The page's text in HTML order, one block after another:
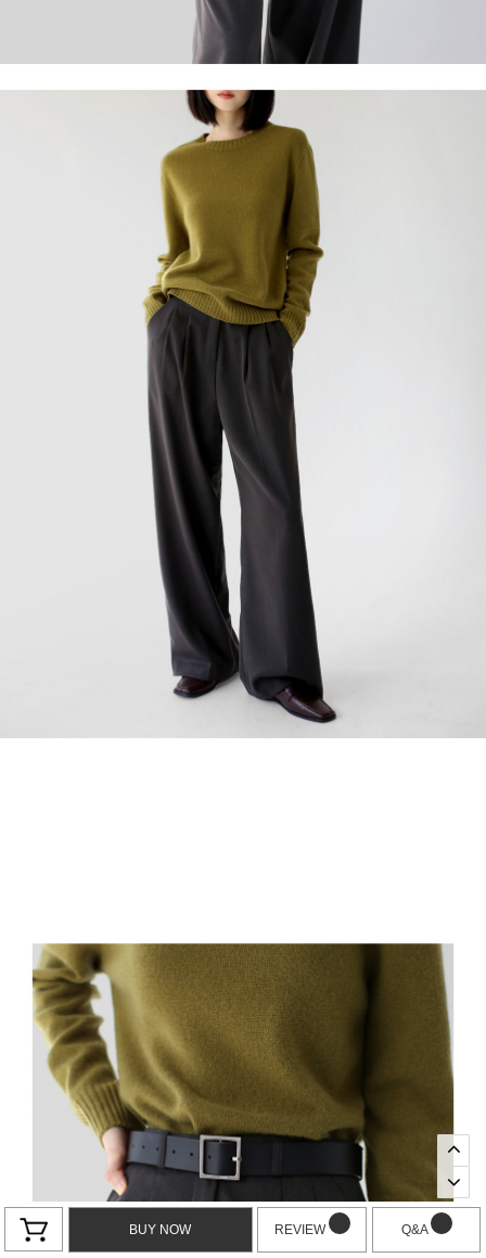
BUY NOW REVIEW Q&A